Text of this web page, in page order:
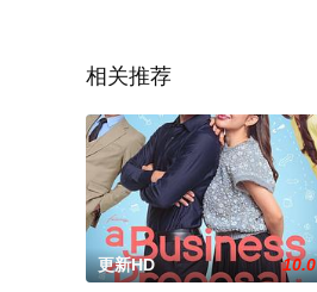
相关推荐
更新HD 10.0